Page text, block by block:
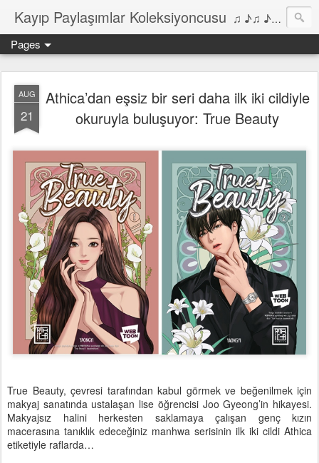
Kayıp Paylaşımlar Koleksiyoncusu ♫ ♪♫ ♪ ♫ ♪♫ ♪•♫♪ 2006'dan bu yana Film, Dizi, Müzik ve Kitaplar üzerine Yazılar Diyarı...
Pages
AUG
21
Athica’dan eşsiz bir seri daha ilk iki cildiyle
okuruyla buluşuyor: True Beauty
True Beauty, çevresi tarafından kabul görmek ve beğenilmek için
makyaj sanatında ustalaşan lise öğrencisi Joo Gyeong’in hikayesi.
Makyajsız halini herkesten saklamaya çalışan genç kızın
macerasına tanıklık edeceğiniz manhwa serisinin ilk iki cildi Athica
etiketiyle raflarda…